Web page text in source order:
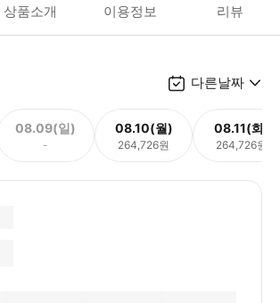
상품소개 이용정보 리뷰
다른날짜
08.09(일)
-
08.10(월)
264,726원
08.11(화)
264,726원